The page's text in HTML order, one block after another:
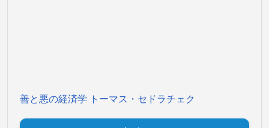
善と悪の経済学 トーマス・セドラチェク